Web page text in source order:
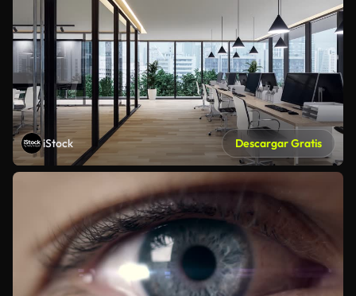
iStock Descargar Gratis